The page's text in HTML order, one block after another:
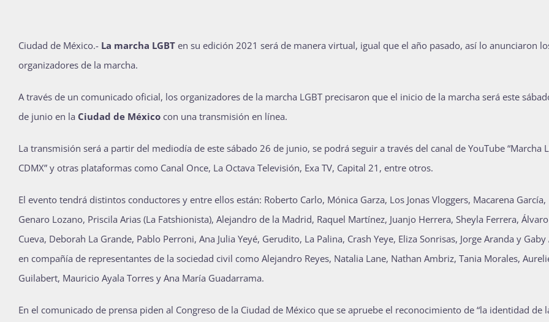
Ciudad de México.- La marcha LGBT en su edición 2021 será de manera virtual, igual que el año pasado, así lo anunciaron
organizadores de la marcha.
A través de un comunicado oficial, los organizadores de la marcha LGBT precisaron que el inicio de la marcha será este
de junio en la Ciudad de México con una transmisión en línea.
La transmisión será a partir del mediodía de este sábado 26 de junio, se podrá seguir a través del canal de YouTube “Marcha
CDMX” y otras plataformas como Canal Once, La Octava Televisión, Exa TV, Capital 21, entre otros.
El evento tendrá distintos conductores y entre ellos están: Roberto Carlo, Mónica Garza, Los Jonas Vloggers, Macarena García,
Genaro Lozano, Priscila Arias (La Fatshionista), Alejandro de la Madrid, Raquel Martínez, Juanjo Herrera, Sheyla Ferrera, Álvaro
Cueva, Deborah La Grande, Pablo Perroni, Ana Julia Yeyé, Gerudito, La Palina, Crash Yeye, Eliza Sonrisas, Jorge Aranda y Gaby
en compañía de representantes de la sociedad civil como Alejandro Reyes, Natalia Lane, Nathan Ambriz, Tania Morales,
Guilabert, Mauricio Ayala Torres y Ana María Guadarrama.
En el comunicado de prensa piden al Congreso de la Ciudad de México que se apruebe el reconocimiento de “la identidad de